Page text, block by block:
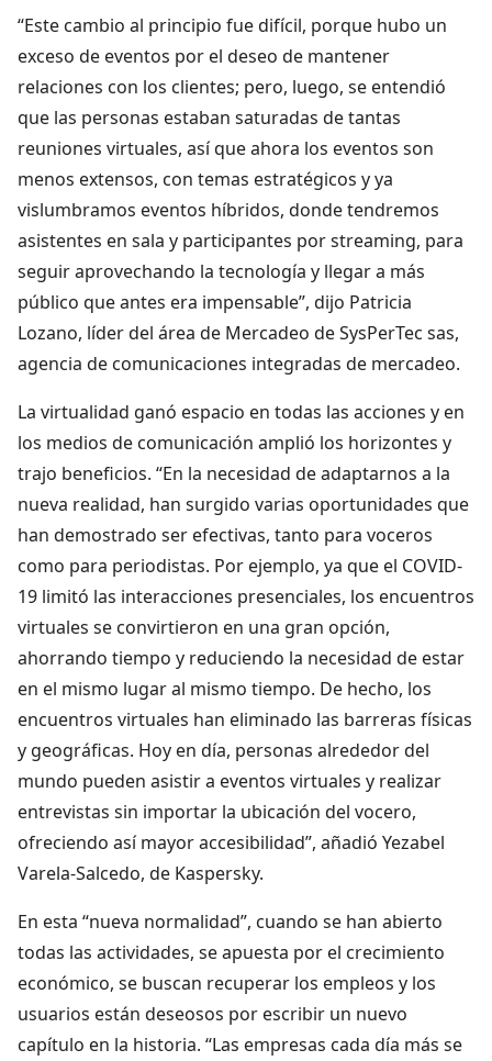
“Este cambio al principio fue difícil, porque hubo un
exceso de eventos por el deseo de mantener
relaciones con los clientes; pero, luego, se entendió
que las personas estaban saturadas de tantas
reuniones virtuales, así que ahora los eventos son
menos extensos, con temas estratégicos y ya
vislumbramos eventos híbridos, donde tendremos
asistentes en sala y participantes por streaming, para
seguir aprovechando la tecnología y llegar a más
público que antes era impensable”, dijo Patricia
Lozano, líder del área de Mercadeo de SysPerTec sas,
agencia de comunicaciones integradas de mercadeo.
La virtualidad ganó espacio en todas las acciones y en
los medios de comunicación amplió los horizontes y
trajo beneficios. “En la necesidad de adaptarnos a la
nueva realidad, han surgido varias oportunidades que
han demostrado ser efectivas, tanto para voceros
como para periodistas. Por ejemplo, ya que el COVID-
19 limitó las interacciones presenciales, los encuentros
virtuales se convirtieron en una gran opción,
ahorrando tiempo y reduciendo la necesidad de estar
en el mismo lugar al mismo tiempo. De hecho, los
encuentros virtuales han eliminado las barreras físicas
y geográficas. Hoy en día, personas alrededor del
mundo pueden asistir a eventos virtuales y realizar
entrevistas sin importar la ubicación del vocero,
ofreciendo así mayor accesibilidad”, añadió Yezabel
Varela-Salcedo, de Kaspersky.
En esta “nueva normalidad”, cuando se han abierto
todas las actividades, se apuesta por el crecimiento
económico, se buscan recuperar los empleos y los
usuarios están deseosos por escribir un nuevo
capítulo en la historia. “Las empresas cada día más se